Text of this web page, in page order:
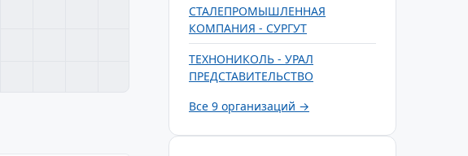
СТАЛЕПРОМЫШЛЕННАЯ
КОМПАНИЯ - СУРГУТ
ТЕХНОНИКОЛЬ - УРАЛ
ПРЕДСТАВИТЕЛЬСТВО
Все 9 организаций →